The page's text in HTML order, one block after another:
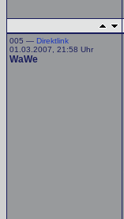
005 — Direktlink
01.03.2007, 21:58 Uhr
WaWe